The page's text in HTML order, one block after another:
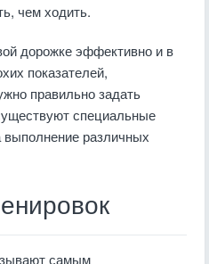
чем ходить.
дорожке эффективно и в
показателей,
правильно задать
специальные
различных
самым